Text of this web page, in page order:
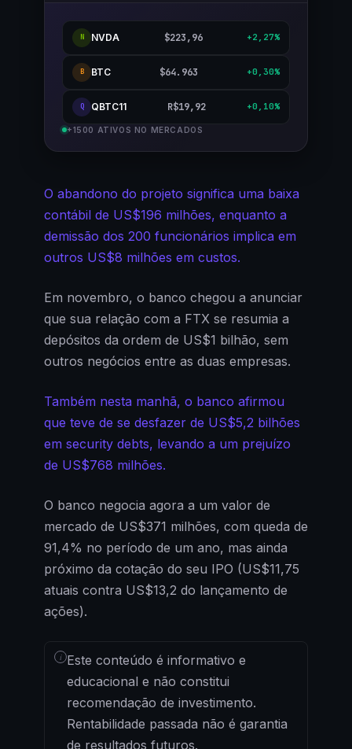
N NVDA $223,96 +2,27%
B BTC $64.963 +0,30%
Q QBTC11 R$19,92 +0,10%
+1500 ATIVOS NO MERCADOS
O abandono do projeto significa uma baixa
contábil de US$196 milhões, enquanto a
demissão dos 200 funcionários implica em
outros US$8 milhões em custos.
Em novembro, o banco chegou a anunciar
que sua relação com a FTX se resumia a
depósitos da ordem de US$1 bilhão, sem
outros negócios entre as duas empresas.
Também nesta manhã, o banco afirmou
que teve de se desfazer de US$5,2 bilhões
em security debts, levando a um prejuízo
de US$768 milhões.
O banco negocia agora a um valor de
mercado de US$371 milhões, com queda de
91,4% no período de um ano, mas ainda
próximo da cotação do seu IPO (US$11,75
atuais contra US$13,2 do lançamento de
ações).
i Este conteúdo é informativo e
educacional e não constitui
recomendação de investimento.
Rentabilidade passada não é garantia
de resultados futuros.